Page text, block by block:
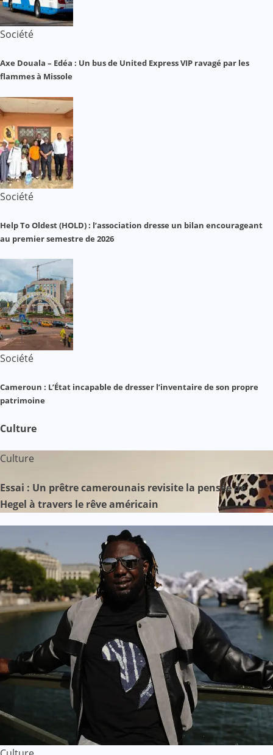
Société
Axe Douala – Edéa : Un bus de United Express VIP ravagé par les
flammes à Missole
Société
Help To Oldest (HOLD) : l’association dresse un bilan encourageant
au premier semestre de 2026
Société
Cameroun : L’État incapable de dresser l’inventaire de son propre
patrimoine
Culture
Culture
Essai : Un prêtre camerounais revisite la pensée de
Hegel à travers le rêve américain